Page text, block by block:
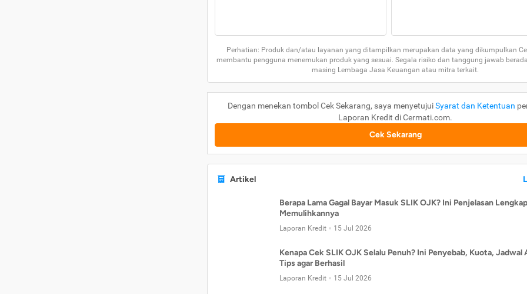
Perhatian: Produk dan/atau layanan yang ditampilkan merupakan data yang dikumpulkan
membantu pengguna menemukan produk yang sesuai. Segala risiko dan tanggung jawab
masing Lembaga Jasa Keuangan atau mitra terkait.
Dengan menekan tombol Cek Sekarang, saya menyetujuiSyarat dan Ketentuan
Laporan Kredit di Cermati.com.
Cek Sekarang
Artikel
Berapa Lama Gagal Bayar Masuk SLIK OJK? Ini Penjelasan
Memulihkannya
Laporan Kredit 15 Jul 2026
Kenapa Cek SLIK OJK Selalu Penuh? Ini Penyebab, Kuota, Jadwal
Tips agar Berhasil
Laporan Kredit 15 Jul 2026